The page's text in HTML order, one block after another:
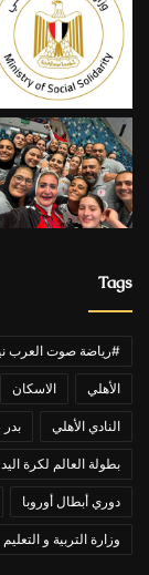
Tags
#رياضة صوت العرب
الأهلي الاسكان
النادي الأهلي
بطولة العالم لكرة اليد
دوري أبطال أوروبا
وزارة التربية و التعليم